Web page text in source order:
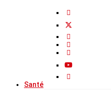
Santé